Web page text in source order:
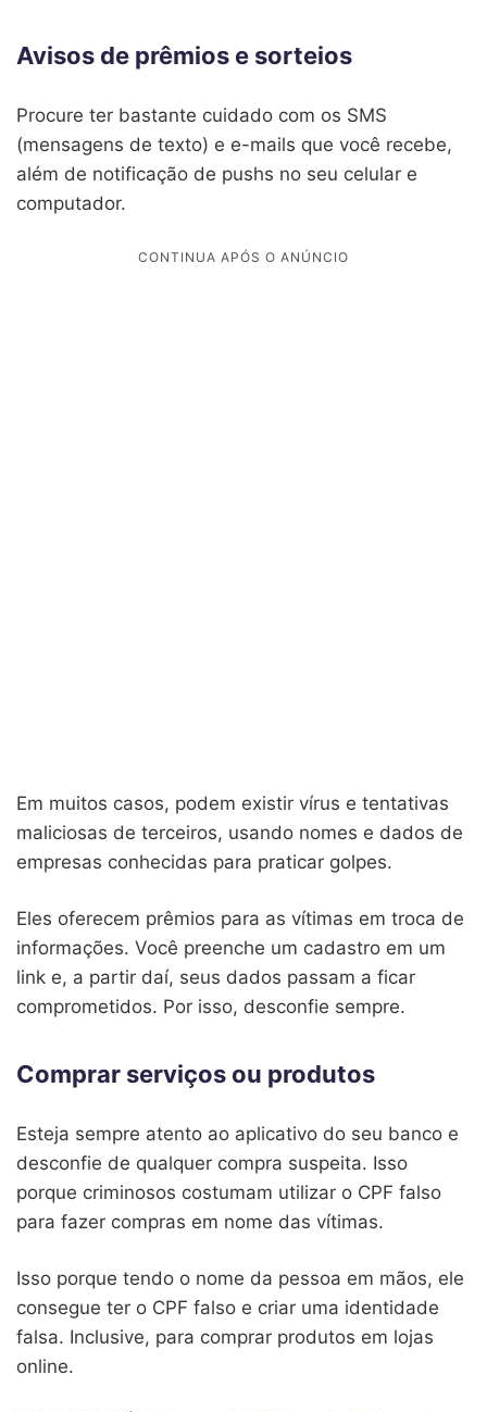
Avisos de prêmios e sorteios
Procure ter bastante cuidado com os SMS
(mensagens de texto) e e-mails que você recebe,
além de notificação de pushs no seu celular e
computador.
Em muitos casos, podem existir vírus e tentativas
maliciosas de terceiros, usando nomes e dados de
empresas conhecidas para praticar golpes.
Eles oferecem prêmios para as vítimas em troca de
informações. Você preenche um cadastro em um
link e, a partir daí, seus dados passam a ficar
comprometidos. Por isso, desconfie sempre.
Comprar serviços ou produtos
Esteja sempre atento ao aplicativo do seu banco e
desconfie de qualquer compra suspeita. Isso
porque criminosos costumam utilizar o CPF falso
para fazer compras em nome das vítimas.
Isso porque tendo o nome da pessoa em mãos, ele
consegue ter o CPF falso e criar uma identidade
falsa. Inclusive, para comprar produtos em lojas
online.